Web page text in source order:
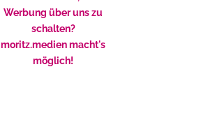
Werbung über uns zu
schalten?
moritz.medien macht's
möglich!